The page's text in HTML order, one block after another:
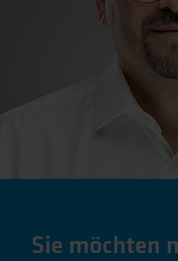
Sie möchten